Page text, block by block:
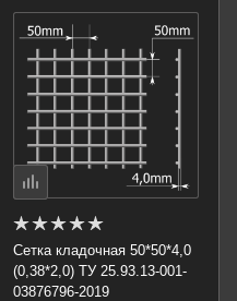
Сетка кладочная 50*50*4,0
(0,38*2,0) ТУ 25.93.13-001-
03876796-2019